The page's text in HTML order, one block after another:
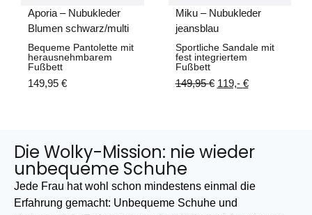
Aporia – Nubukleder
Blumen schwarz/multi
Bequeme Pantolette mit
herausnehmbarem
Fußbett
149,95 €
Miku – Nubukleder
jeansblau
Sportliche Sandale mit
fest integriertem
Fußbett
149,95€ 119,- €
Die Wolky-Mission: nie wieder
unbequeme Schuhe
Jede Frau hat wohl schon mindestens einmal die
Erfahrung gemacht: Unbequeme Schuhe und